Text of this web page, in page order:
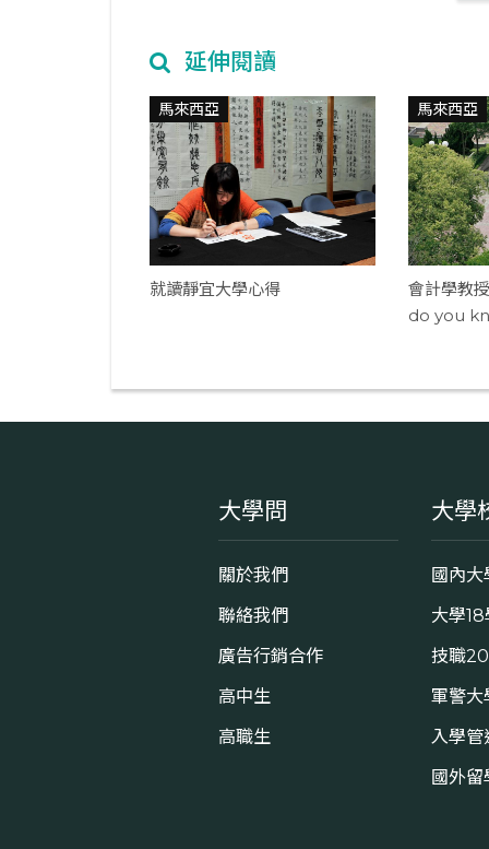
延伸閱讀
馬來西亞
就讀靜宜大學心得
馬來西亞
會計學教
do you
大學問
關於我們
聯絡我們
廣告行銷合作
高中生
高職生
大學
國內大
大學
技職
軍警大
入學管
國外留